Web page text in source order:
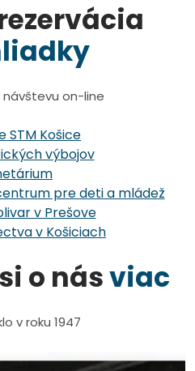
návštevu on-line
STM Košice
výbojov
pre deti a mládež
v Prešove
v Košiciach
o násviac
v roku 1947